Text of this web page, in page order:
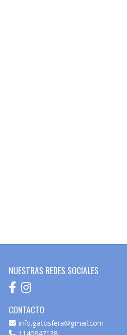
NUESTRAS REDES SOCIALES
CONTACTO
info.gatosfera@gmail.com